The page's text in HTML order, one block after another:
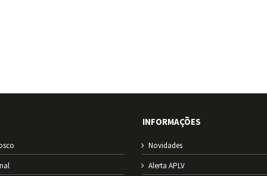
INFORMAÇÕES
Novidades
Alerta APLV